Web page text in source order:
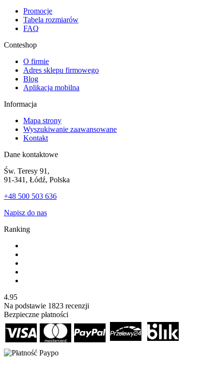
Promocje
Tabela rozmiarów
FAQ
Conteshop
O firmie
Adres sklepu firmowego
Blog
Aplikacja mobilna
Informacja
Mapa strony
Wyszukiwanie zaawansowane
Kontakt
Dane kontaktowe
Św. Teresy 91,
91-341, Łódź, Polska
+48 500 503 636
Napisz do nas
Ranking
4.95
Na podstawie 1823 recenzji
Bezpieczne płatności